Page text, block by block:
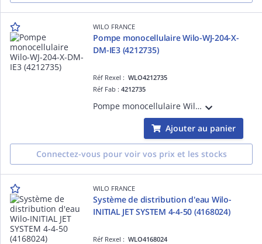
WILO FRANCE
Pompe monocellulaire Wilo-WJ-204-X-
DM-IE3 (4212735)
Réf Rexel :WLO4212735
Réf Fab :4212735
Pompe monocellulaire Wilo-WJ-204-X-DM-IE3 compacte et auto-amorçante pour la distribution d'eau, l'arrosage et la récupération d'eau de pluie. (4212735)
Ajouter au panier
Connectez-vous pour voir vos prix et les stocks
WILO FRANCE
Système de distribution d'eau Wilo-
INITIAL JET SYSTEM 4-4-50 (4168024)
Réf Rexel :WLO4168024